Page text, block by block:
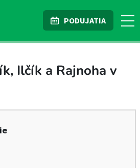
PODUJATIA
Ilčík a Rajnoha v